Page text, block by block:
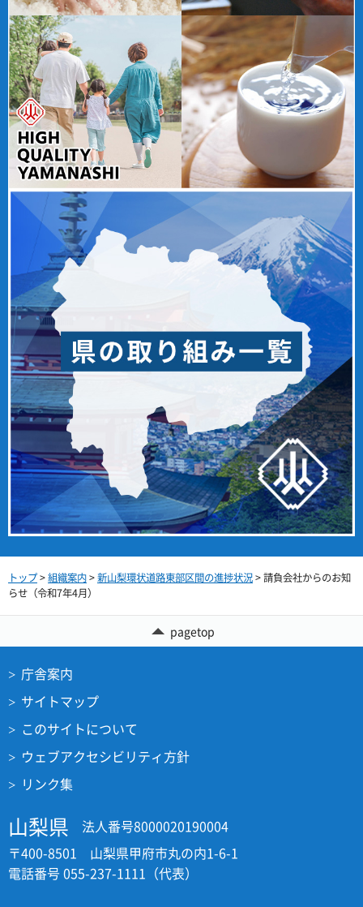
トップ>組織案内>新山梨環状道路東部区間の進捗状況> 請負会社からのお知
らせ（令和7年4月）
pagetop
庁舎案内
サイトマップ
このサイトについて
ウェブアクセシビリティ方針
リンク集
山梨県
法人番号8000020190004
〒400-8501 山梨県甲府市丸の内1-6-1
電話番号 055-237-1111（代表）